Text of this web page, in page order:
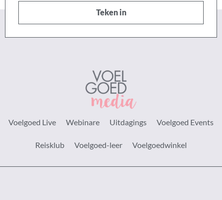
Teken in
Voelgoed Live Webinare Uitdagings Voelgoed Events
Reisklub Voelgoed-leer Voelgoedwinkel